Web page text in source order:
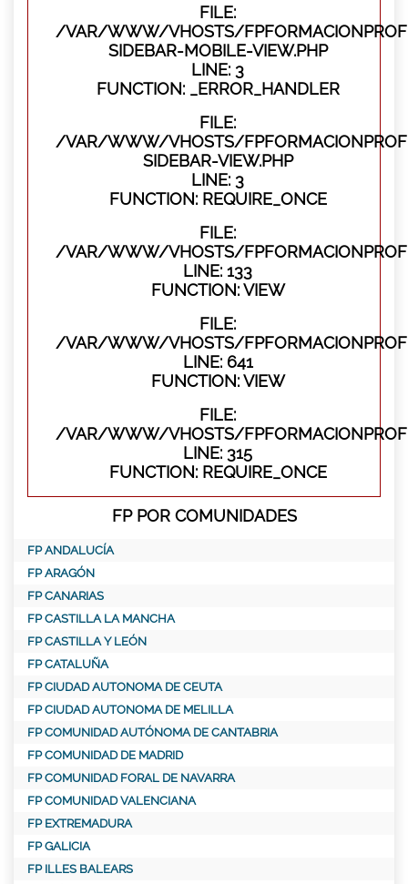
FILE:
/VAR/WWW/VHOSTS/
SIDEBAR-MOBILE-VIEW.PHP
LINE: 3
FUNCTION: _ERROR_HANDLER
FILE:
/VAR/WWW/VHOSTS/
SIDEBAR-VIEW.PHP
LINE: 3
FUNCTION: REQUIRE_ONCE
FILE:
/VAR/WWW/VHOSTS/
LINE: 133
FUNCTION: VIEW
FILE:
/VAR/WWW/VHOSTS/
LINE: 641
FUNCTION: VIEW
FILE:
/VAR/WWW/VHOSTS/
LINE: 315
FUNCTION: REQUIRE_ONCE
FP POR COMUNIDADES
FP ANDALUCÍA
FP ARAGÓN
FP CANARIAS
FP CASTILLA LA MANCHA
FP CASTILLA Y LEÓN
FP CATALUÑA
FP CIUDAD AUTONOMA DE CEUTA
FP CIUDAD AUTONOMA DE MELILLA
FP COMUNIDAD AUTÓNOMA DE CANTABRIA
FP COMUNIDAD DE MADRID
FP COMUNIDAD FORAL DE NAVARRA
FP COMUNIDAD VALENCIANA
FP EXTREMADURA
FP GALICIA
FP ILLES BALEARS